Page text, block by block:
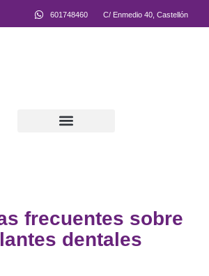
601748460 C/ Enmedio 40, Castellón
frecuentes sobre
dentales